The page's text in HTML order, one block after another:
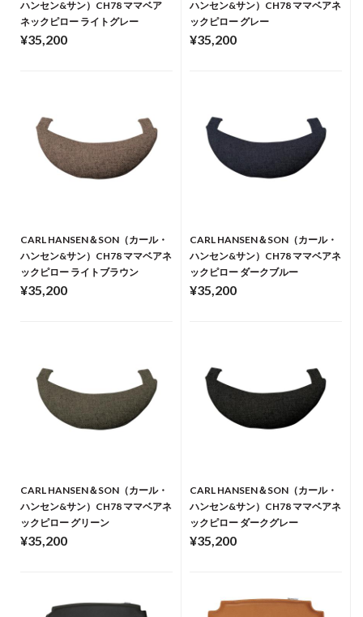
ハンセン&サン）CH78 ママベア
ネックピロー ライトグレー
¥35,200
ハンセン&サン）CH78 ママベアネ
ックピロー グレー
¥35,200
CARL HANSEN＆SON（カール・
ハンセン&サン）CH78 ママベアネ
ックピロー ライトブラウン
¥35,200
CARL HANSEN＆SON（カール・
ハンセン&サン）CH78 ママベアネ
ックピロー ダークブルー
¥35,200
CARL HANSEN＆SON（カール・
ハンセン&サン）CH78 ママベアネ
ックピロー グリーン
¥35,200
CARL HANSEN＆SON（カール・
ハンセン&サン）CH78 ママベアネ
ックピロー ダークグレー
¥35,200